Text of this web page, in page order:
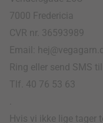
7000 Fredericia
CVR nr. 36593989
Email:
Ring eller send SMS til
Tlf. 40 76 53 63
Hvis vi ikke lige tager